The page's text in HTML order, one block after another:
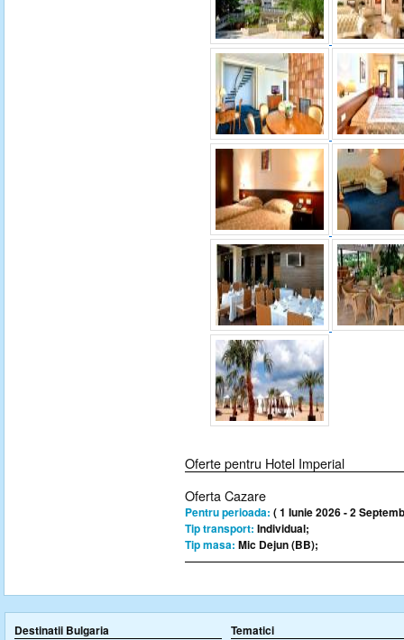
Oferte pentru Hotel Imperial
Oferta Cazare
Pentru perioada: ( 1 Iunie 2026 - 2
Tip transport: Individual;
Tip masa: Mic Dejun (BB);
Destinatii Bulgaria Tematici